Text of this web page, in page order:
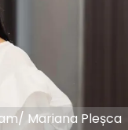
/ Mariana Pleșca